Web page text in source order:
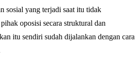
sosial yang terjadi saat itu tidak
oposisi secara struktural dan
itu sendiri sudah dijalankan dengan cara